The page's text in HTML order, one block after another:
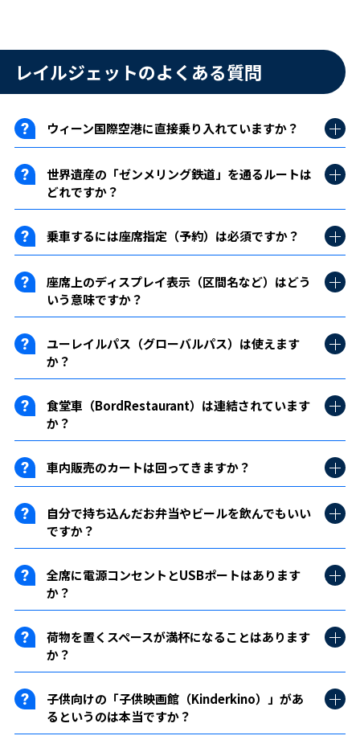
レイルジェットのよくある質問
ウィーン国際空港に直接乗り入れていますか？
世界遺産の「ゼンメリング鉄道」を通るルートは
どれですか？
乗車するには座席指定（予約）は必須ですか？
座席上のディスプレイ表示（区間名など）はどう
いう意味ですか？
ユーレイルパス（グローバルパス）は使えます
か？
食堂車（BordRestaurant）は連結されています
か？
車内販売のカートは回ってきますか？
自分で持ち込んだお弁当やビールを飲んでもいい
ですか？
全席に電源コンセントとUSBポートはあります
か？
荷物を置くスペースが満杯になることはあります
か？
子供向けの「子供映画館（Kinderkino）」があ
るというのは本当ですか？